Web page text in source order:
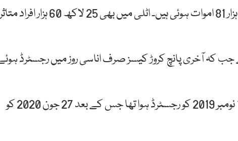
اسپین میں 28 لاکھ 52 ہزار سے زائد افراد متاثر اور 59 ہزار 81 اموات ہوئی ہیں۔ اٹلی میں بھی 25 لاکھ 60 ہزار افراد متاثر
رپورٹ ہوئے تھے جب کہ آخری پانچ کروڑ کیسز صرف اناسی روز میں رجسٹرڈ
اعداد و شمار کے مطابق کورونا وائرس کا پہلا کیس 17 نومبر 2019 کو رجسٹرڈ ہوا تھا جس کے بعد 27 جون 2020 کو